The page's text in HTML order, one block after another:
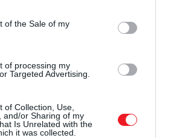
specified purposes in below Google
of the Sale of my
of processing my
Targeted Advertising.
of Collection, Use,
and/or Sharing of my
Is Unrelated with the
it was collected.